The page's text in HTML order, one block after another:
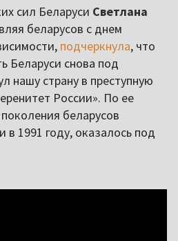
сил Беларуси Светлана
беларусов с днем
подчеркнула, что
Беларуси снова под
нашу страну в преступную
России». По ее
беларусов
в 1991 году, оказалось под